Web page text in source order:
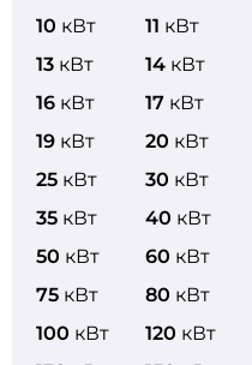
10 кВт 11 кВт
13 кВт 14 кВт
16 кВт 17 кВт
19 кВт 20 кВт
25 кВт 30 кВт
35 кВт 40 кВт
50 кВт 60 кВт
75 кВт 80 кВт
100 кВт 120 кВт